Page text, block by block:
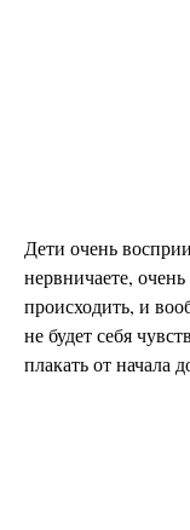
Дети очень
нервничаете,
происходить, и
не будет себя
плакать от начала